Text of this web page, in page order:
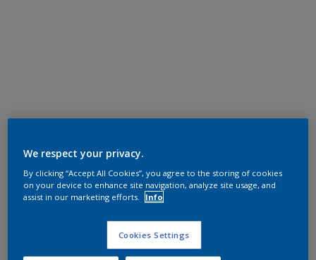
We respect your privacy.
By clicking “Accept All Cookies”, you agree to the storing of cookies
on your device to enhance site navigation, analyze site usage, and
assist in our marketing efforts.
Info
Cookies Settings